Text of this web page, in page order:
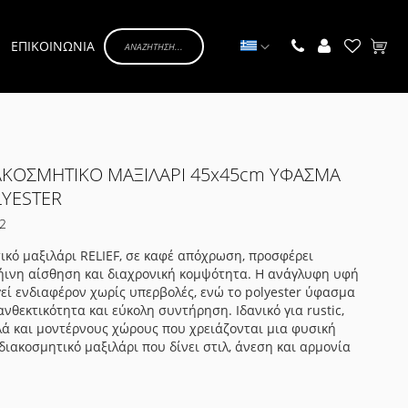
ΕΠΙΚΟΙΝΩΝΙΑ
Γλώσσα
ΜΑΞΙΛΑΡΙ 45x45cm ΥΦΑΣΜΑ
μαξιλάρι RELIEF, σε καφέ απόχρωση, προσφέρει
αίσθηση και διαχρονική κομψότητα. Η ανάγλυφη υφή
ενδιαφέρον χωρίς υπερβολές, ενώ το polyester ύφασμα
και εύκολη συντήρηση. Ιδανικό για rustic,
και μοντέρνους χώρους που χρειάζονται μια φυσική
μαξιλάρι που δίνει στιλ, άνεση και αρμονία